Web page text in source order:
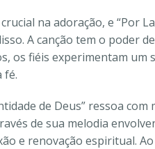
na adoração, e “Por
A canção tem o poder
os fiéis experimentam um
fé.
de Deus” ressoa
de sua melodia
e renovação espiritual.